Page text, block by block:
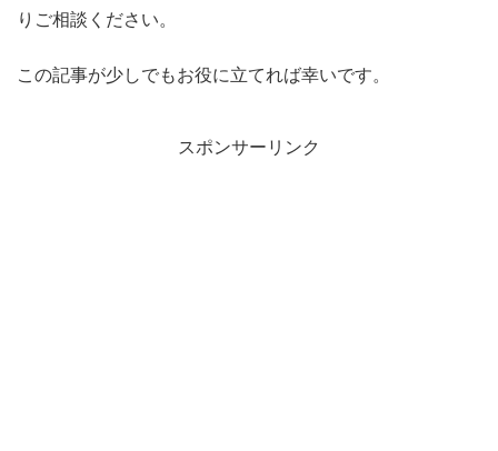
りご相談ください。
この記事が少しでもお役に立てれば幸いです。
スポンサーリンク